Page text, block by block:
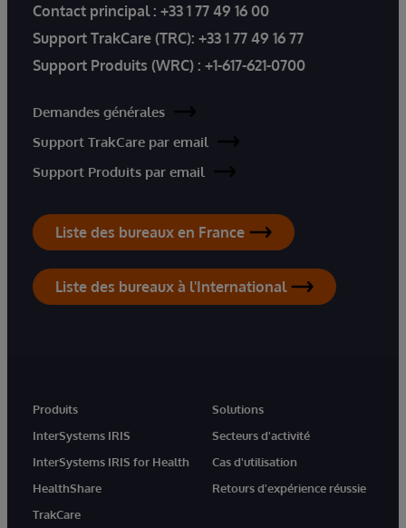
Contact principal : +33 1 77 49 16 00
Support TrakCare (TRC): +33 1 77 49 16 77
Support Produits (WRC) : +1-617-621-0700
Demandes générales
Support TrakCare par email
Support Produits par email
Liste des bureaux en France
Liste des bureaux à l'International
Produits
InterSystems IRIS
InterSystems IRIS for Health
HealthShare
TrakCare
Solutions
Secteurs d'activité
Cas d'utilisation
Retours d'expérience réussie